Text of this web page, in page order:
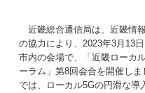
近畿総合通信局は、近畿情
の協力により、2023年3月13
市内の会場で、「近畿ローカ
ーラム」第8回会合を開催し
では、ローカル5Gの円滑な導